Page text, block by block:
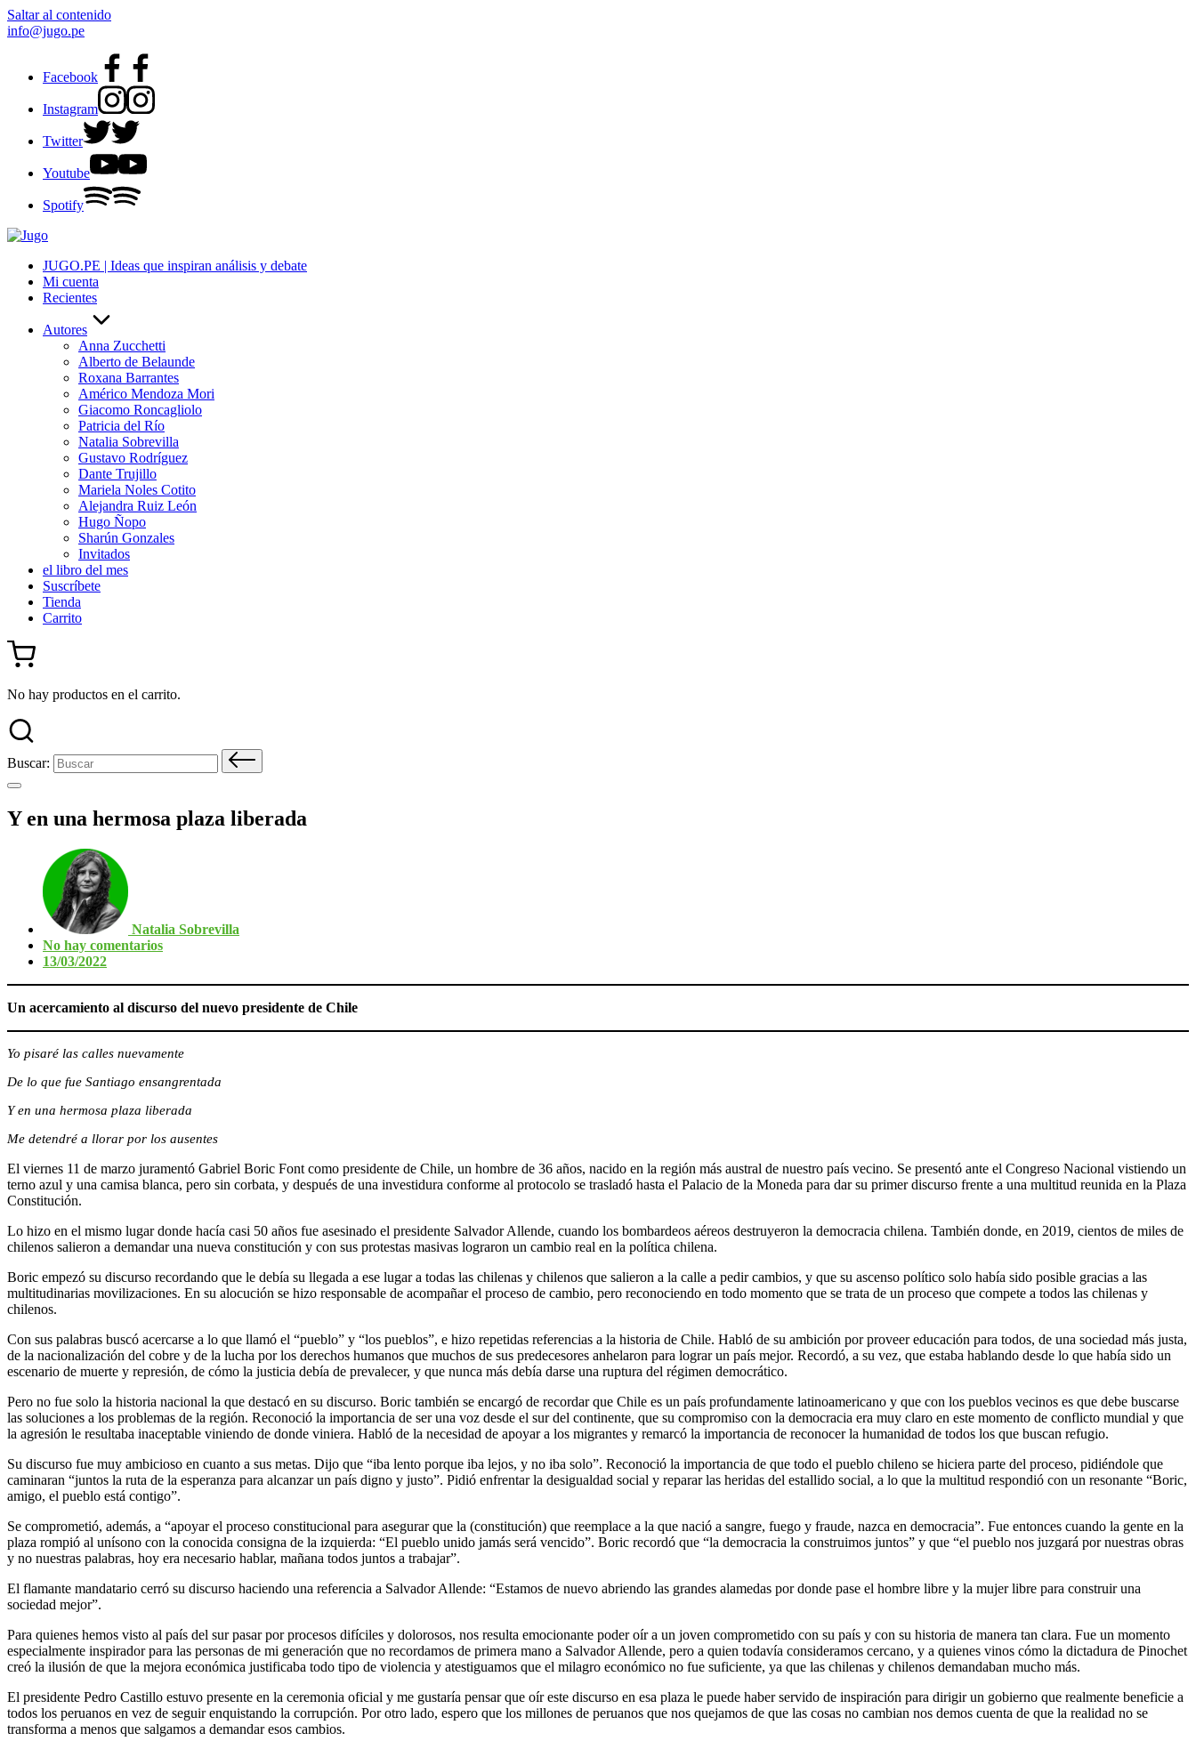
Saltar al contenido
info@jugo.pe
Facebook
Instagram
Twitter
Youtube
Spotify
JUGO.PE | Ideas que inspiran análisis y debate
Mi cuenta
Recientes
Autores
Anna Zucchetti
Alberto de Belaunde
Roxana Barrantes
Américo Mendoza Mori
Giacomo Roncagliolo
Patricia del Río
Natalia Sobrevilla
Gustavo Rodríguez
Dante Trujillo
Mariela Noles Cotito
Alejandra Ruiz León
Hugo Ñopo
Sharún Gonzales
Invitados
el libro del mes
Suscríbete
Tienda
Carrito
No hay productos en el carrito.
Buscar:
Y en una hermosa plaza liberada
Natalia Sobrevilla
No hay comentarios
13/03/2022
Un acercamiento al discurso del nuevo presidente de Chile
Yo pisaré las calles nuevamente
De lo que fue Santiago ensangrentada
Y en una hermosa plaza liberada
Me detendré a llorar por los ausentes
El viernes 11 de marzo juramentó Gabriel Boric Font como presidente de Chile, un hombre de 36 años, nacido en la región más austral de nuestro país vecino. Se presentó ante el Congreso Nacional vistiendo un
terno azul y una camisa blanca, pero sin corbata, y después de una investidura conforme al protocolo se trasladó hasta el Palacio de la Moneda para dar su primer discurso frente a una multitud reunida en la Plaza
Constitución.
Lo hizo en el mismo lugar donde hacía casi 50 años fue asesinado el presidente Salvador Allende, cuando los bombardeos aéreos destruyeron la democracia chilena. También donde, en 2019, cientos de miles de
chilenos salieron a demandar una nueva constitución y con sus protestas masivas lograron un cambio real en la política chilena.
Boric empezó su discurso recordando que le debía su llegada a ese lugar a todas las chilenas y chilenos que salieron a la calle a pedir cambios, y que su ascenso político solo había sido posible gracias a las
multitudinarias movilizaciones. En su alocución se hizo responsable de acompañar el proceso de cambio, pero reconociendo en todo momento que se trata de un proceso que compete a todos las chilenas y
chilenos.
Con sus palabras buscó acercarse a lo que llamó el “pueblo” y “los pueblos”, e hizo repetidas referencias a la historia de Chile. Habló de su ambición por proveer educación para todos, de una sociedad más justa,
de la nacionalización del cobre y de la lucha por los derechos humanos que muchos de sus predecesores anhelaron para lograr un país mejor. Recordó, a su vez, que estaba hablando desde lo que había sido un
escenario de muerte y represión, de cómo la justicia debía de prevalecer, y que nunca más debía darse una ruptura del régimen democrático.
Pero no fue solo la historia nacional la que destacó en su discurso. Boric también se encargó de recordar que Chile es un país profundamente latinoamericano y que con los pueblos vecinos es que debe buscarse
las soluciones a los problemas de la región. Reconoció la importancia de ser una voz desde el sur del continente, que su compromiso con la democracia era muy claro en este momento de conflicto mundial y que
la agresión le resultaba inaceptable viniendo de donde viniera. Habló de la necesidad de apoyar a los migrantes y remarcó la importancia de reconocer la humanidad de todos los que buscan refugio.
Su discurso fue muy ambicioso en cuanto a sus metas. Dijo que “iba lento porque iba lejos, y no iba solo”. Reconoció la importancia de que todo el pueblo chileno se hiciera parte del proceso, pidiéndole que
caminaran “juntos la ruta de la esperanza para alcanzar un país digno y justo”. Pidió enfrentar la desigualdad social y reparar las heridas del estallido social, a lo que la multitud respondió con un resonante “Boric,
amigo, el pueblo está contigo”.
Se comprometió, además, a “apoyar el proceso constitucional para asegurar que la (constitución) que reemplace a la que nació a sangre, fuego y fraude, nazca en democracia”. Fue entonces cuando la gente en la
plaza rompió al unísono con la conocida consigna de la izquierda: “El pueblo unido jamás será vencido”. Boric recordó que “la democracia la construimos juntos” y que “el pueblo nos juzgará por nuestras obras
y no nuestras palabras, hoy era necesario hablar, mañana todos juntos a trabajar”.
El flamante mandatario cerró su discurso haciendo una referencia a Salvador Allende: “Estamos de nuevo abriendo las grandes alamedas por donde pase el hombre libre y la mujer libre para construir una
sociedad mejor”.
Para quienes hemos visto al país del sur pasar por procesos difíciles y dolorosos, nos resulta emocionante poder oír a un joven comprometido con su país y con su historia de manera tan clara. Fue un momento
especialmente inspirador para las personas de mi generación que no recordamos de primera mano a Salvador Allende, pero a quien todavía consideramos cercano, y a quienes vinos cómo la dictadura de Pinochet
creó la ilusión de que la mejora económica justificaba todo tipo de violencia y atestiguamos que el milagro económico no fue suficiente, ya que las chilenas y chilenos demandaban mucho más.
El presidente Pedro Castillo estuvo presente en la ceremonia oficial y me gustaría pensar que oír este discurso en esa plaza le puede haber servido de inspiración para dirigir un gobierno que realmente beneficie a
todos los peruanos en vez de seguir enquistando la corrupción. Por otro lado, espero que los millones de peruanos que nos quejamos de que las cosas no cambian nos demos cuenta de que la realidad no se
transforma a menos que salgamos a demandar esos cambios.